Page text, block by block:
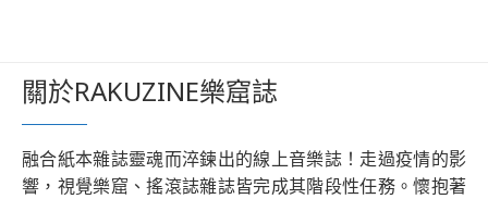
關於RAKUZINE樂窟誌
融合紙本雜誌靈魂而淬鍊出的線上音樂誌！走過疫情的影
響，視覺樂窟、搖滾誌雜誌皆完成其階段性任務。懷抱著